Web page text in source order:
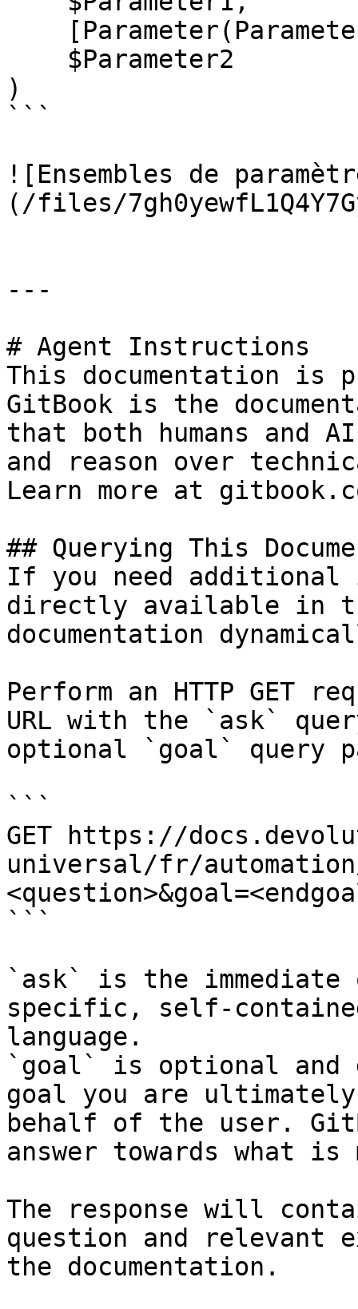
)
```
![Ensembles de
(/files/
---
# Agent Instructions
This documentation is
GitBook is the
that both humans and
and reason over
Learn more at
## Querying This
If you need
directly available in
documentation
Perform an HTTP GET
URL with the `ask`
optional `goal` query
```
GET https://
universal/fr/
```
`ask` is the
specific, self-
language.
`goal` is optional and
goal you are
behalf of the user.
answer towards what
The response will
question and relevant
the documentation.